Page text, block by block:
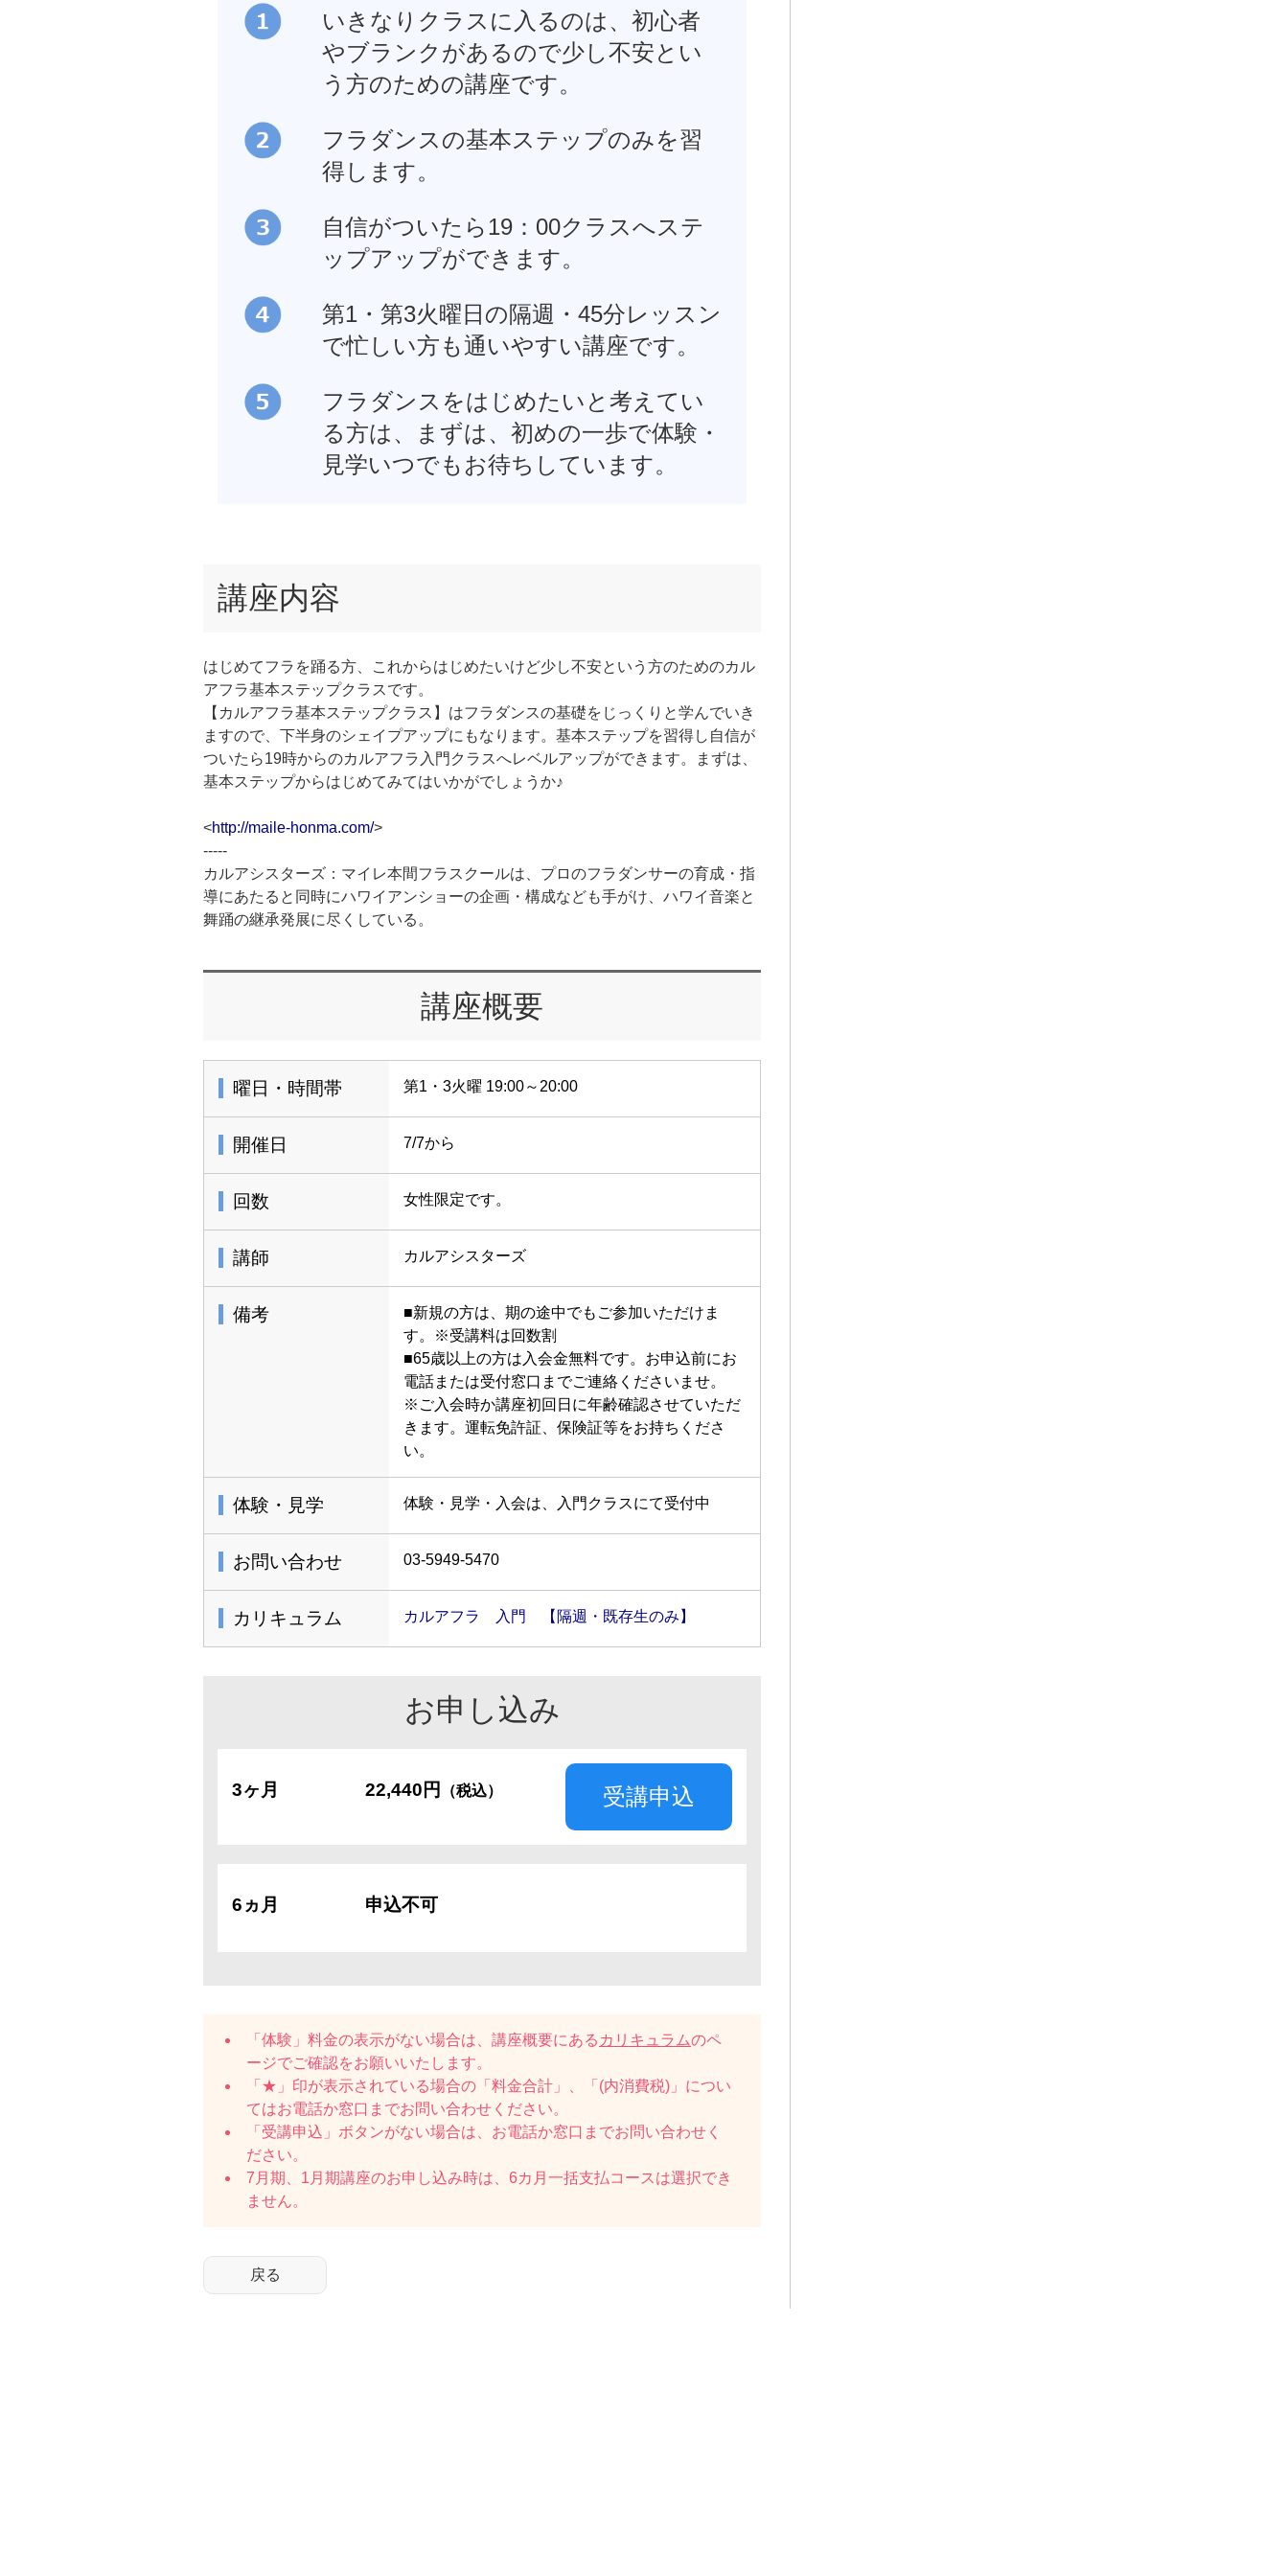
いきなりクラスに入るのは、初心者
やブランクがあるので少し不安とい
う方のための講座です。
フラダンスの基本ステップのみを習
得します。
自信がついたら19：00クラスへステ
ップアップができます。
第1・第3火曜日の隔週・45分レッスン
で忙しい方も通いやすい講座です。
フラダンスをはじめたいと考えてい
る方は、まずは、初めの一歩で体験・
見学いつでもお待ちしています。
講座内容
はじめてフラを踊る方、これからはじめたいけど少し不安という方のためのカル
アフラ基本ステップクラスです。
【カルアフラ基本ステップクラス】はフラダンスの基礎をじっくりと学んでいき
ますので、下半身のシェイプアップにもなります。基本ステップを習得し自信が
ついたら19時からのカルアフラ入門クラスへレベルアップができます。まずは、
基本ステップからはじめてみてはいかがでしょうか♪
<http://maile-honma.com/>
-----
カルアシスターズ：マイレ本間フラスクールは、プロのフラダンサーの育成・指
導にあたると同時にハワイアンショーの企画・構成なども手がけ、ハワイ音楽と
舞踊の継承発展に尽くしている。
講座概要
曜日・時間帯 第1・3火曜 19:00～20:00
開催日 7/7から
回数 女性限定です。
講師 カルアシスターズ
備考
■新規の方は、期の途中でもご参加いただけま
す。※受講料は回数割
■65歳以上の方は入会金無料です。お申込前にお
電話または受付窓口までご連絡くださいませ。
※ご入会時か講座初回日に年齢確認させていただ
きます。運転免許証、保険証等をお持ちくださ
い。
体験・見学 体験・見学・入会は、入門クラスにて受付中
お問い合わせ 03-5949-5470
カリキュラム カルアフラ 入門 【隔週・既存生のみ】
お申し込み
3ヶ月 22,440円 （税込） 受講申込
6ヵ月 申込不可
「体験」料金の表示がない場合は、講座概要にある カリキュラムのペ
ージでご確認をお願いいたします。
「★」印が表示されている場合の「料金合計」、「(内消費税)」につい
てはお電話か窓口までお問い合わせください。
「受講申込」ボタンがない場合は、お電話か窓口までお問い合わせく
ださい。
7月期、1月期講座のお申し込み時は、6カ月一括支払コースは選択でき
ません。